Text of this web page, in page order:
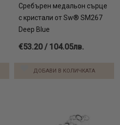
Сребърен медальон сърце
с кристали от Sw® SM267
Deep Blue
€53.20 / 104.05лв.
ДОБАВИ В КОЛИЧКАТА